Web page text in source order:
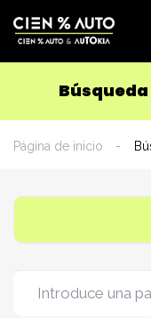
Página de inicio